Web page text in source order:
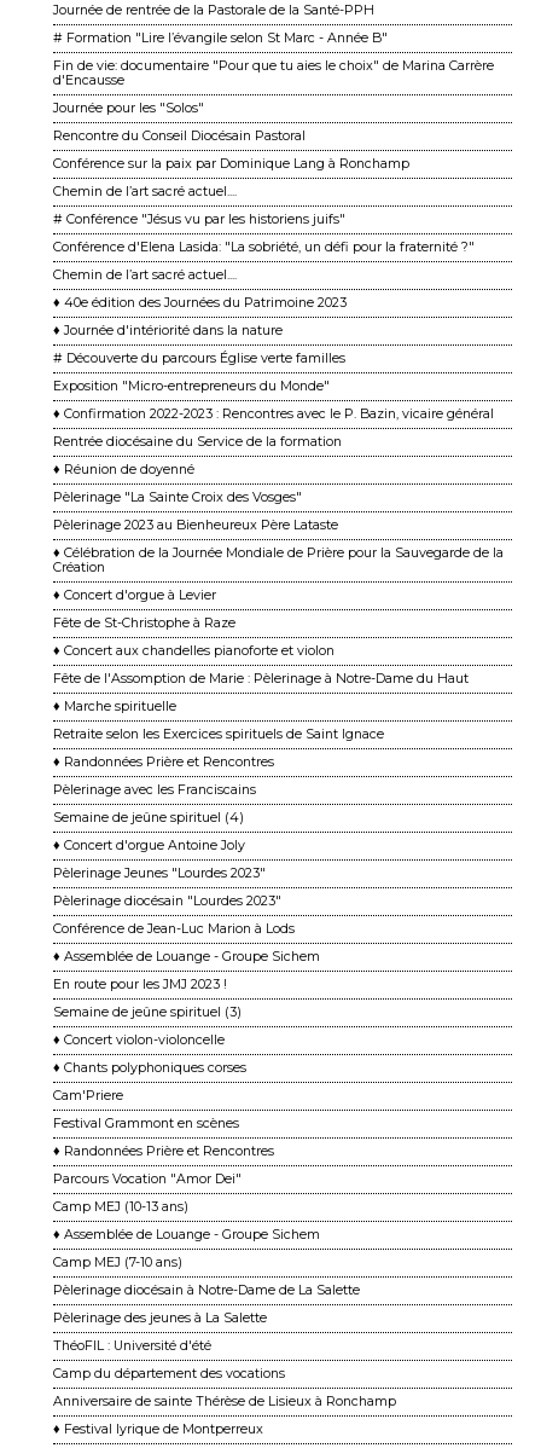
Journée de rentrée de la Pastorale de la Santé-PPH
# Formation "Lire l’évangile selon St Marc - Année B"
Fin de vie: documentaire "Pour que tu aies le choix" de Marina Carrère
d'Encausse
Journée pour les "Solos"
Rencontre du Conseil Diocésain Pastoral
Conférence sur la paix par Dominique Lang à Ronchamp
Chemin de l’art sacré actuel....
# Conférence "Jésus vu par les historiens juifs"
Conférence d'Elena Lasida: "La sobriété, un défi pour la fraternité ?"
Chemin de l’art sacré actuel....
♦ 40e édition des Journées du Patrimoine 2023
♦ Journée d'intériorité dans la nature
# Découverte du parcours Église verte familles
Exposition "Micro-entrepreneurs du Monde"
♦ Confirmation 2022-2023 : Rencontres avec le P. Bazin, vicaire général
Rentrée diocésaine du Service de la formation
♦ Réunion de doyenné
Pèlerinage "La Sainte Croix des Vosges"
Pèlerinage 2023 au Bienheureux Père Lataste
♦ Célébration de la Journée Mondiale de Prière pour la Sauvegarde de la
Création
♦ Concert d'orgue à Levier
Fête de St-Christophe à Raze
♦ Concert aux chandelles pianoforte et violon
Fête de l'Assomption de Marie : Pèlerinage à Notre-Dame du Haut
♦ Marche spirituelle
Retraite selon les Exercices spirituels de Saint Ignace
♦ Randonnées Prière et Rencontres
Pèlerinage avec les Franciscains
Semaine de jeûne spirituel (4)
♦ Concert d'orgue Antoine Joly
Pèlerinage Jeunes "Lourdes 2023"
Pèlerinage diocésain "Lourdes 2023"
Conférence de Jean-Luc Marion à Lods
♦ Assemblée de Louange - Groupe Sichem
En route pour les JMJ 2023 !
Semaine de jeûne spirituel (3)
♦ Concert violon-violoncelle
♦ Chants polyphoniques corses
Cam'Priere
Festival Grammont en scènes
♦ Randonnées Prière et Rencontres
Parcours Vocation "Amor Dei"
Camp MEJ (10-13 ans)
♦ Assemblée de Louange - Groupe Sichem
Camp MEJ (7-10 ans)
Pèlerinage diocésain à Notre-Dame de La Salette
Pèlerinage des jeunes à La Salette
ThéoFIL : Université d'été
Camp du département des vocations
Anniversaire de sainte Thérèse de Lisieux à Ronchamp
♦ Festival lyrique de Montperreux